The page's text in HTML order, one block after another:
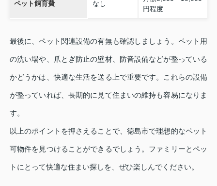
ペット飼育費 なし
円程度
最後に、ペット関連設備の有無も確認しましょう。ペット用
の洗い場や、爪とぎ防止の壁材、防音設備などが整っている
かどうかは、快適な生活を送る上で重要です。これらの設備
が整っていれば、長期的に見て住まいの維持も容易になりま
す。
以上のポイントを押さえることで、徳島市で理想的なペット
可物件を見つけることができるでしょう。ファミリーとペッ
トにとって快適な住まい探しを、ぜひ楽しんでください。